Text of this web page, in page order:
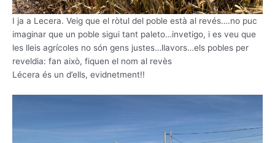
I ja a Lecera. Veig que el ròtul del poble està al revés….no puc
imaginar que un poble sigui tant paleto…invetigo, i es veu que
les lleis agrícoles no són gens justes…llavors…els pobles per
reveldia: fan això, fiquen el nom al revès
Lécera és un d’ells, evidnetment!!